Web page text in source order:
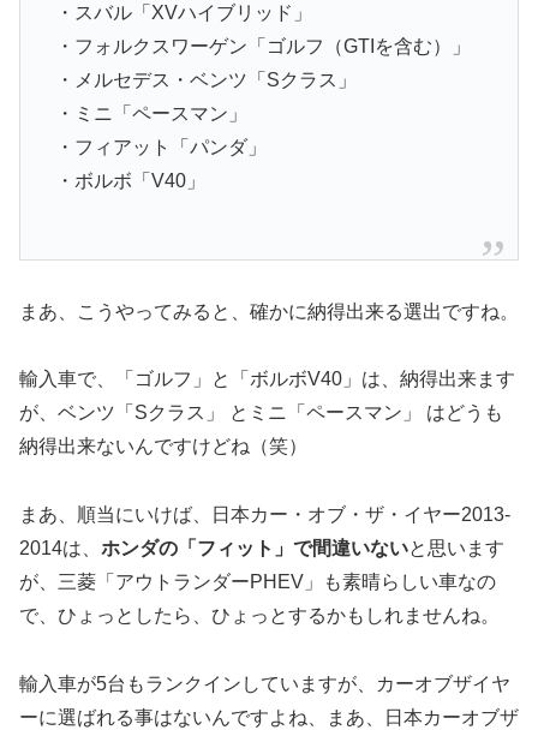
・スバル「XVハイブリッド」
・フォルクスワーゲン「ゴルフ（GTIを含む）」
・メルセデス・ベンツ「Sクラス」
・ミニ「ペースマン」
・フィアット「パンダ」
・ボルボ「V40」
まあ、こうやってみると、確かに納得出来る選出ですね。
輸入車で、「ゴルフ」と「ボルボV40」は、納得出来ます
が、ベンツ「Sクラス」 とミニ「ペースマン」 はどうも
納得出来ないんですけどね（笑）
まあ、順当にいけば、日本カー・オブ・ザ・イヤー2013-
2014は、 ホンダの「フィット」で間違いないと思います
が、三菱「アウトランダーPHEV」も素晴らしい車なの
で、ひょっとしたら、ひょっとするかもしれませんね。
輸入車が5台もランクインしていますが、カーオブザイヤ
ーに選ばれる事はないんですよね、まあ、日本カーオブザ